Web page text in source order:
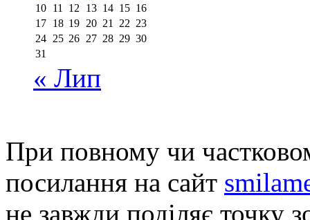
10 11 12 13 14 15 16
17 18 19 20 21 22 23
24 25 26 27 28 29 30
31
« Лип
При повному чи
посилання на сайт
не завжди поділяє точку